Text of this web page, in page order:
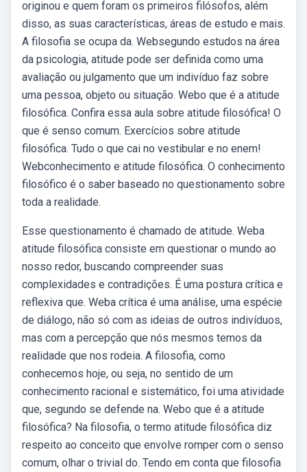
originou e quem foram os primeiros filósofos, além
disso, as suas características, áreas de estudo e mais.
A filosofia se ocupa da. Websegundo estudos na área
da psicologia, atitude pode ser definida como uma
avaliação ou julgamento que um indivíduo faz sobre
uma pessoa, objeto ou situação. Webo que é a atitude
filosófica. Confira essa aula sobre atitude filosófica! O
que é senso comum. Exercícios sobre atitude
filosófica. Tudo o que cai no vestibular e no enem!
Webconhecimento e atitude filosófica. O conhecimento
filosófico é o saber baseado no questionamento sobre
toda a realidade.
Esse questionamento é chamado de atitude. Weba
atitude filosófica consiste em questionar o mundo ao
nosso redor, buscando compreender suas
complexidades e contradições. É uma postura crítica e
reflexiva que. Weba crítica é uma análise, uma espécie
de diálogo, não só com as ideias de outros indivíduos,
mas com a percepção que nós mesmos temos da
realidade que nos rodeia. A filosofia, como
conhecemos hoje, ou seja, no sentido de um
conhecimento racional e sistemático, foi uma atividade
que, segundo se defende na. Webo que é a atitude
filosófica? Na filosofia, o termo atitude filosófica diz
respeito ao conceito que envolve romper com o senso
comum, olhar o trivial do. Tendo em conta que filosofia